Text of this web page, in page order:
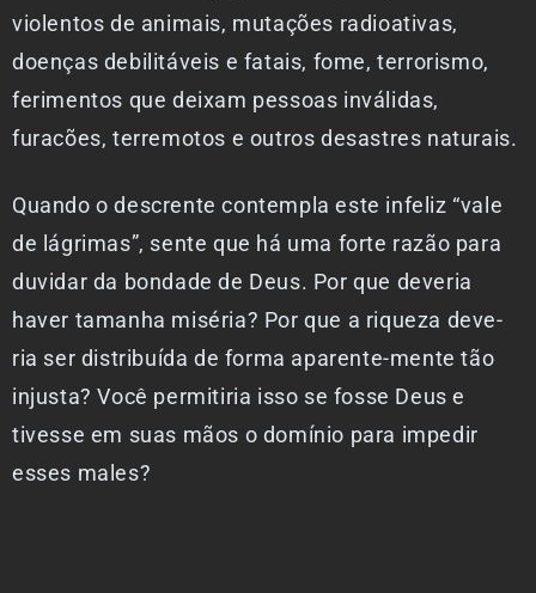
violentos de animais, mutações radioativas,
doenças debilitáveis e fatais, fome, terrorismo,
ferimentos que deixam pessoas inválidas,
furacões, terremotos e outros desastres naturais.
Quando o descrente contempla este infeliz “vale
de lágrimas”, sente que há uma forte razão para
duvidar da bondade de Deus. Por que deveria
haver tamanha miséria? Por que a riqueza deve-
ria ser distribuída de forma aparente-mente tão
injusta? Você permitiria isso se fosse Deus e
tivesse em suas mãos o domínio para impedir
esses males?